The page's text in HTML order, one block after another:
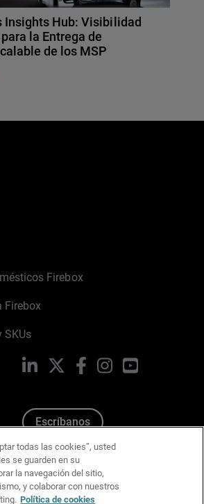
Insights Hub: Visibilidad
la Entrega de
de los MSP
Firebox
Firebox
SKUs
LinkedIn FacebookInstagramYouTube
Escríbanos
todas las cookies”, usted
se guarden en su
la navegación del sitio,
y colaborar con nuestros
Política de cookies